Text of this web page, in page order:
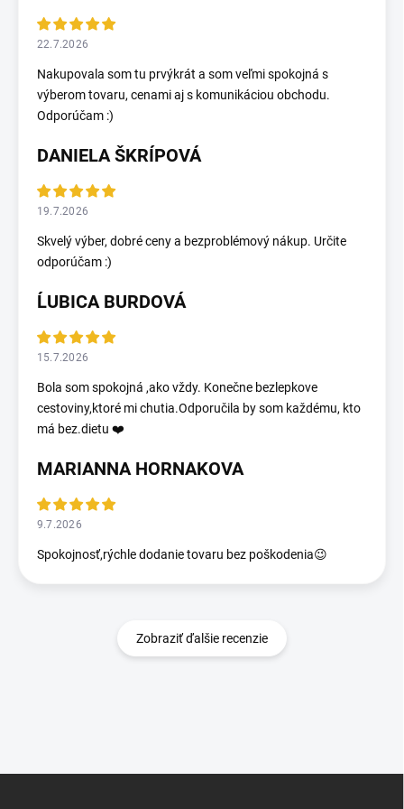
22.7.2026
Nakupovala som tu prvýkrát a som veľmi spokojná s
výberom tovaru, cenami aj s komunikáciou obchodu.
Odporúčam :)
DANIELA ŠKRÍPOVÁ
19.7.2026
Skvelý výber, dobré ceny a bezproblémový nákup. Určite
odporúčam :)
ĹUBICA BURDOVÁ
15.7.2026
Bola som spokojná ,ako vždy. Konečne bezlepkove
cestoviny,ktoré mi chutia.Odporučila by som každému, kto
má bez.dietu ❤️
MARIANNA HORNAKOVA
9.7.2026
Spokojnosť,rýchle dodanie tovaru bez poškodenia😉
Zobraziť ďalšie recenzie